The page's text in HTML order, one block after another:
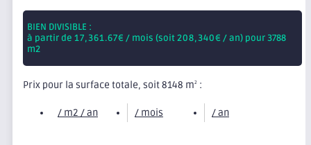
BIEN DIVISIBLE :
à partir de 17,361.67€ / mois (soit208,340€ / an) pour 3788
m2
Prix pour la surface totale, soit 8148 m2 :
/ m2 / an / mois / an